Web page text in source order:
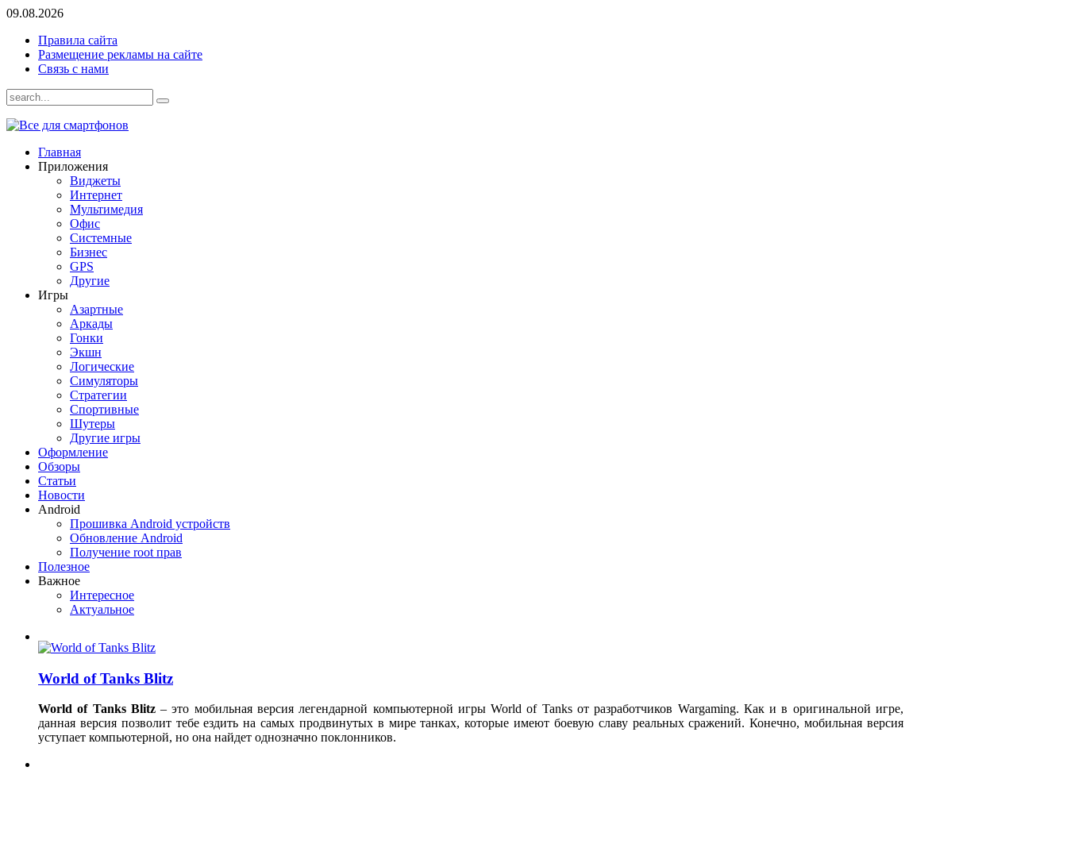
09.08.2026
Правила сайта
Размещение рекламы на сайте
Связь с нами
Главная
Приложения
Виджеты
Интернет
Мультимедия
Офис
Системные
Бизнес
GPS
Другие
Игры
Азартные
Аркады
Гонки
Экшн
Логические
Симуляторы
Стратегии
Спортивные
Шутеры
Другие игры
Оформление
Обзоры
Статьи
Новости
Android
Прошивка Android устройств
Обновление Android
Получение root прав
Полезное
Важное
Интересное
Актуальное
World of Tanks Blitz
World of Tanks Blitz– это мобильная версия легендарной компьютерной игры World of Tanks от разработчиков Wargaming. Как и в оригинальной игре,
данная версия позволит тебе ездить на самых продвинутых в мире танках, которые имеют боевую славу реальных сражений. Конечно, мобильная версия
уступает компьютерной, но она найдет однозначно поклонников.